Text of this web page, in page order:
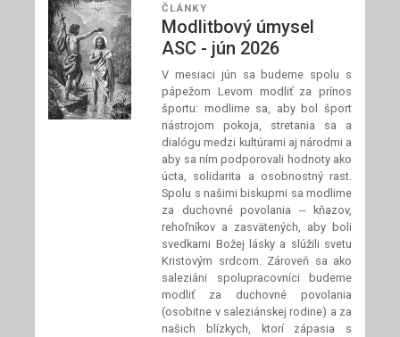
ČLÁNKY
Modlitbový úmysel
ASC - jún 2026
V mesiaci jún sa budeme spolu s
pápežom Levom modliť za prínos
športu: modlime sa, aby bol šport
nástrojom pokoja, stretania sa a
dialógu medzi kultúrami aj národmi a
aby sa ním podporovali hodnoty ako
úcta, solidarita a osobnostný rast.
Spolu s našimi biskupmi sa modlime
za duchovné povolania -- kňazov,
rehoľníkov a zasvätených, aby boli
svedkami Božej lásky a slúžili svetu
Kristovým srdcom. Zároveň sa ako
saleziáni spolupracovníci budeme
modliť za duchovné povolania
(osobitne v saleziánskej rodine) a za
našich blízkych, ktorí zápasia s